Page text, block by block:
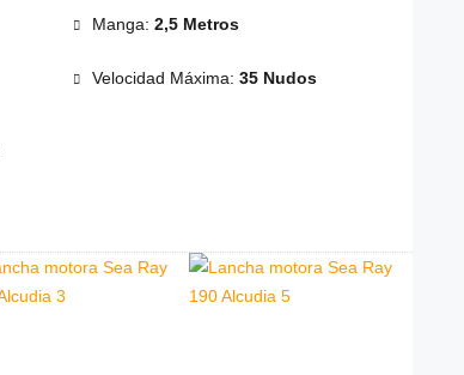
Manga: 2,5 Metros
Velocidad Máxima: 35 Nudos